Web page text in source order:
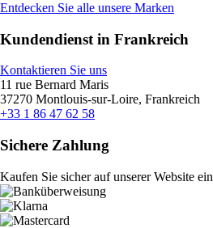
Entdecken Sie alle unsere Marken
Kundendienst in Frankreich
Kontaktieren Sie uns
11 rue Bernard Maris
37270 Montlouis-sur-Loire, Frankreich
+33 1 86 47 62 58
Sichere Zahlung
Kaufen Sie sicher auf unserer Website ein